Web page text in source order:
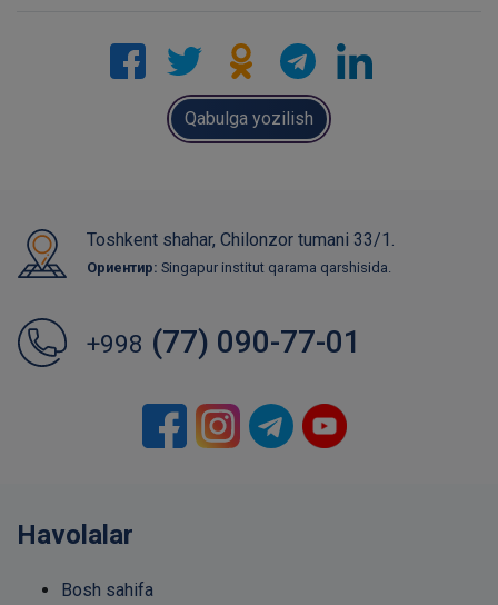
Qabulga yozilish
Toshkent shahar, Chilonzor tumani 33/1.
Ориентир: Singapur institut qarama qarshisida.
+998 (77) 090-77-01
Havolalar
Bosh sahifa